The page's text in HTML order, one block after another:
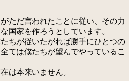
ただ言われたことに従い、その力
国家を作ろうとしています。
ちが従いたがれば勝手にひとつの
ては僕たちが望んでやっているこ
は本来いません。